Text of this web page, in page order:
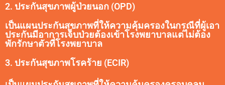
2. ประกันสุขภาพผู้ป่วยนอก (OPD)
เป็นแผนประกันสุขภาพที่ให้ความคุ้มครองในกรณีที่ผู้เอา
ประกันมีอาการเจ็บป่วยต้องเข้าโรงพยาบาลแต่ไม่ต้อง
พักรักษาตัวที่โรงพยาบาล
3. ประกันสุขภาพโรคร้าย (ECIR)